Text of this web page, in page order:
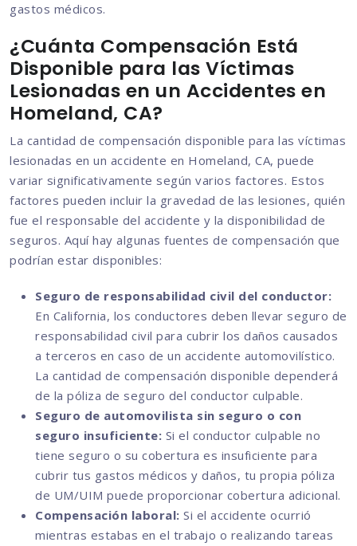
gastos médicos.
¿Cuánta Compensación Está
Disponible para las Víctimas
Lesionadas en un Accidentes en
Homeland, CA?
La cantidad de compensación disponible para las víctimas
lesionadas en un accidente en Homeland, CA, puede
variar significativamente según varios factores. Estos
factores pueden incluir la gravedad de las lesiones, quién
fue el responsable del accidente y la disponibilidad de
seguros. Aquí hay algunas fuentes de compensación que
podrían estar disponibles:
Seguro de responsabilidad civil del conductor:
En California, los conductores deben llevar seguro de
responsabilidad civil para cubrir los daños causados
a terceros en caso de un accidente automovilístico.
La cantidad de compensación disponible dependerá
de la póliza de seguro del conductor culpable.
Seguro de automovilista sin seguro o con
seguro insuficiente: Si el conductor culpable no
tiene seguro o su cobertura es insuficiente para
cubrir tus gastos médicos y daños, tu propia póliza
de UM/UIM puede proporcionar cobertura adicional.
Compensación laboral: Si el accidente ocurrió
mientras estabas en el trabajo o realizando tareas